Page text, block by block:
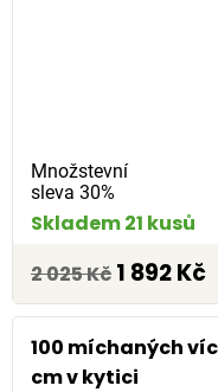
Množstevní
sleva 30%
Skladem 21 kusů
2 025 Kč 1 892 Kč
100 míchaných
cm v kytici